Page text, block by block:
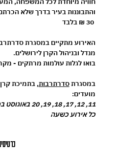
והתבוננות בעיר בדרך שלא
30 ₪ בלבד
האירוע מתקיים במסגרת
מנדל ובניהול הקרן לירושלים.
בואו לגלות עולמות מרתקים -
במסגרת סדרתרבות, בתמיכת קרן
מועדים:
כל אירוע כשעה